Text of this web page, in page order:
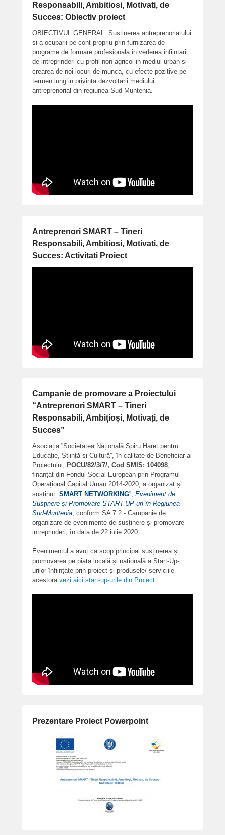
Responsabili, Ambitiosi, Motivati, de
Succes: Obiectiv proiect
OBIECTIVUL GENERAL: Sustinerea antreprenoriatului
si a ocuparii pe cont propriu prin furnizarea de
programe de formare profesionala in vederea infiintarii
de intreprinderi cu profil non-agricol in mediul urban si
crearea de noi locuri de munca, cu efecte pozitive pe
termen lung in privinta dezvoltarii mediului
antreprenorial din regiunea Sud Muntenia.
Antreprenori SMART – Tineri
Responsabili, Ambitiosi, Motivati, de
Succes: Activitati Proiect
Campanie de promovare a Proiectului
“Antreprenori SMART – Tineri
Responsabili, Ambițioși, Motivați, de
Succes”
Asociația ”Societatea Națională Spiru Haret pentru
Educație, Știință si Cultură”, în calitate de Beneficiar al
Proiectului, POCU/82/3/7/, Cod SMIS: 104098,
finanțat din Fondul Social European prin Programul
Operațional Capital Uman 2014-2020, a organizat și
susținut „SMART NETWORKING”, Eveniment de
Susținere și Promovare START-UP-uri în Regiunea
Sud-Muntenia, conform SA 7.2 - Campanie de
organizare de evenimente de susținere și promovare
intreprinderi, în data de 22 iulie 2020.
Evenimentul a avut ca scop principal susținerea și
promovarea pe piața locală și națională a Start-Up-
urilor înființate prin proiect și produsele/ serviciile
acestora vezi aici start-up-urile din Proiect.
Prezentare Proiect Powerpoint